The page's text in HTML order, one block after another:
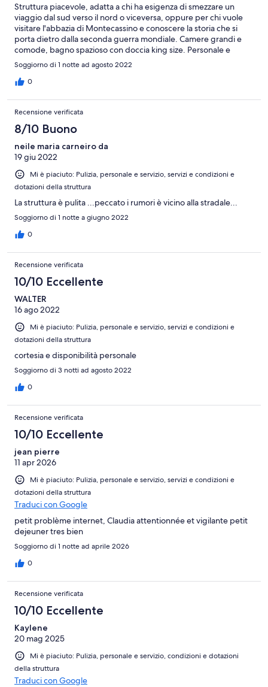
Struttura piacevole, adatta a chi ha esigenza di smezzare un
viaggio dal sud verso il nord o viceversa, oppure per chi vuole
visitare l'abbazia di Montecassino e conoscere la storia che si
porta dietro dalla seconda guerra mondiale. Camere grandi e
comode, bagno spazioso con doccia king size. Personale e
colazione ok, lo consiglio.
Soggiorno di 1 notte ad agosto 2022
0
Recensione verificata
8/10 Buono
neile maria carneiro da
19 giu 2022
Mi è piaciuto: Pulizia, personale e servizio, servizi e condizioni e
dotazioni della struttura
La struttura è pulita ...peccato i rumori è vicino alla stradale...
Soggiorno di 1 notte a giugno 2022
0
Recensione verificata
10/10 Eccellente
WALTER
16 ago 2022
Mi è piaciuto: Pulizia, personale e servizio, servizi e condizioni e
dotazioni della struttura
cortesia e disponibilità personale
Soggiorno di 3 notti ad agosto 2022
0
Recensione verificata
10/10 Eccellente
jean pierre
11 apr 2026
Mi è piaciuto: Pulizia, personale e servizio, servizi e condizioni e
dotazioni della struttura
Traduci con Google
petit problème internet, Claudia attentionnée et vigilante petit
dejeuner tres bien
Soggiorno di 1 notte ad aprile 2026
0
Recensione verificata
10/10 Eccellente
Kaylene
20 mag 2025
Mi è piaciuto: Pulizia, personale e servizio, condizioni e dotazioni
della struttura
Traduci con Google